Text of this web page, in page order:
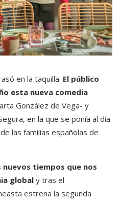
en la taquilla. El público
esta nueva comedia
González de Vega- y
en la que se ponía al día
las familias españolas de
tiempos que nos
global y tras el
estrena la segunda